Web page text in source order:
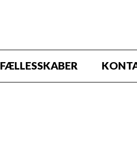
FÆLLESSKABER